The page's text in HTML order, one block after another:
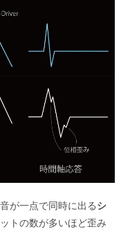
が一点で同時に出るシ
トの数が多いほど歪み